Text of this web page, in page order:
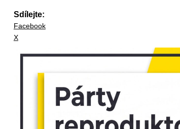
Sdílejte:
Facebook
X